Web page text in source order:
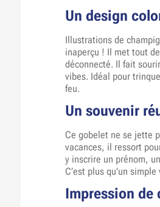
Un design
Illustrations de
inaperçu ! Il met tout
déconnecté. Il fait
vibes. Idéal pour
feu.
Un souvenir
Ce gobelet ne se jette
vacances, il ressort
y inscrire un prénom,
C’est plus qu’un
Impression